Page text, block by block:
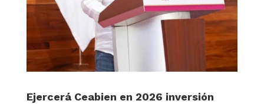
Ejercerá Ceabien en 2026 inversión